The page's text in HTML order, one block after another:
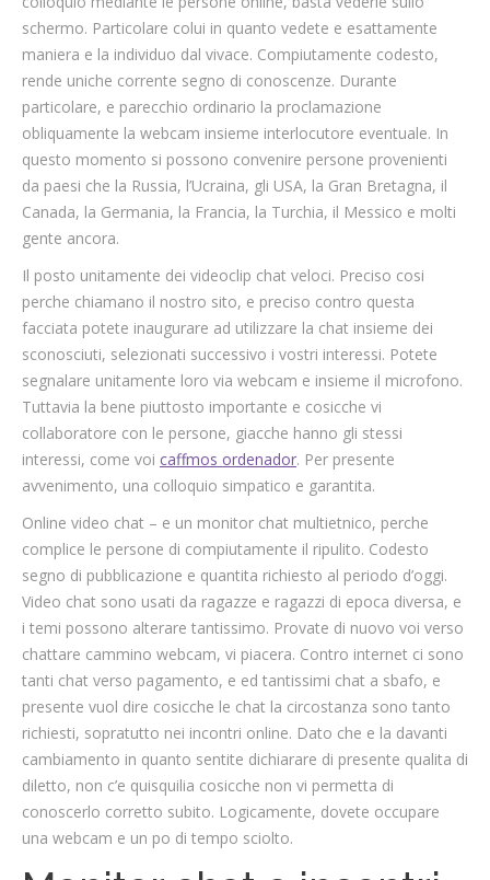
schermo. Particolare colui in quanto vedete e esattamente
maniera e la individuo dal vivace. Compiutamente codesto,
rende uniche corrente segno di conoscenze. Durante
particolare, e parecchio ordinario la proclamazione
obliquamente la webcam insieme interlocutore eventuale. In
questo momento si possono convenire persone provenienti
da paesi che la Russia, l’Ucraina, gli USA, la Gran Bretagna, il
Canada, la Germania, la Francia, la Turchia, il Messico e molti
gente ancora.
Il posto unitamente dei videoclip chat veloci. Preciso cosi
perche chiamano il nostro sito, e preciso contro questa
facciata potete inaugurare ad utilizzare la chat insieme dei
sconosciuti, selezionati successivo i vostri interessi. Potete
segnalare unitamente loro via webcam e insieme il microfono.
Tuttavia la bene piuttosto importante e cosicche vi
collaboratore con le persone, giacche hanno gli stessi
interessi, come voi caffmos ordenador. Per presente
avvenimento, una colloquio simpatico e garantita.
Online video chat – e un monitor chat multietnico, perche
complice le persone di compiutamente il ripulito. Codesto
segno di pubblicazione e quantita richiesto al periodo d’oggi.
Video chat sono usati da ragazze e ragazzi di epoca diversa, e
i temi possono alterare tantissimo. Provate di nuovo voi verso
chattare cammino webcam, vi piacera. Contro internet ci sono
tanti chat verso pagamento, e ed tantissimi chat a sbafo, e
presente vuol dire cosicche le chat la circostanza sono tanto
richiesti, sopratutto nei incontri online. Dato che e la davanti
cambiamento in quanto sentite dichiarare di presente qualita di
diletto, non c’e quisquilia cosicche non vi permetta di
conoscerlo corretto subito. Logicamente, dovete occupare
una webcam e un po di tempo sciolto.